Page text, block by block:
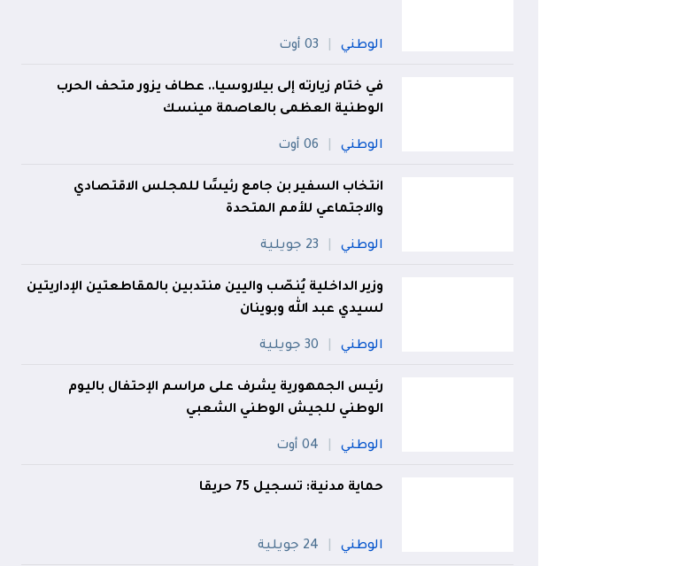
الوطني 03 أوت
في ختام زيارته إلى بيلاروسيا.. عطاف يزور متحف الحرب
الوطنية العظمى بالعاصمة مينسك
الوطني 06 أوت
انتخاب السفير بن جامع رئيسًا للمجلس الاقتصادي
والاجتماعي للأمم المتحدة
الوطني 23 جويلية
وزير الداخلية يُنصّب واليين منتدبين بالمقاطعتين الإداريتين
لسيدي عبد الله وبوينان
الوطني 30 جويلية
رئيس الجمهورية يشرف على مراسم الإحتفال باليوم
الوطني للجيش الوطني الشعبي
الوطني 04 أوت
حماية مدنية: تسجيل 75 حريقا
الوطني 24 جويلية